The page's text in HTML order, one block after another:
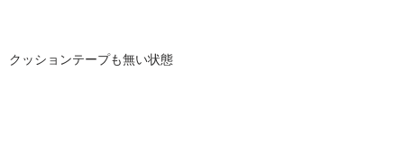
クッションテープも無い状態